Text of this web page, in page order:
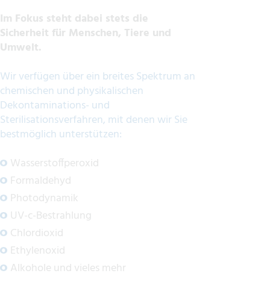
Im Fokus steht dabei stets die
Sicherheit für Menschen, Tiere und
Umwelt.
Wir verfügen über ein breites Spektrum an
chemischen und physikalischen
Dekontaminations- und
Sterilisationsverfahren, mit denen wir Sie
bestmöglich unterstützen:
Wasserstoffperoxid
Formaldehyd
Photodynamik
UV-c-Bestrahlung
Chlordioxid
Ethylenoxid
Alkohole und vieles mehr